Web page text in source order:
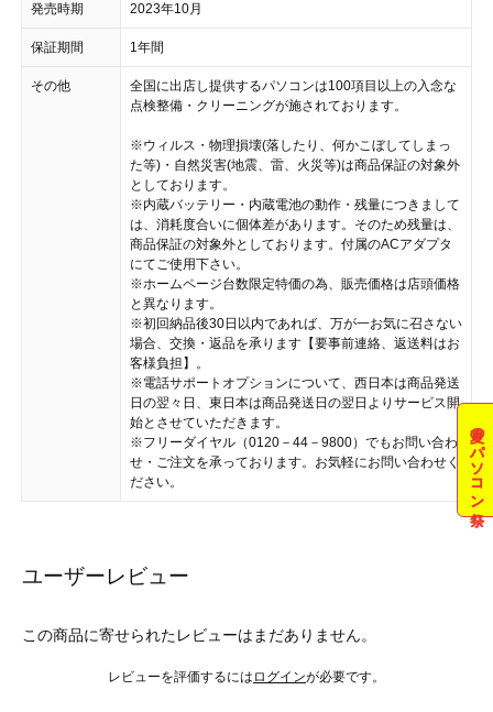
発売時期 2023年10月
保証期間 1年間
その他
全国に出店し提供するパソコンは100項目以上の入念な
点検整備・クリーニングが施されております。
※ウィルス・物理損壊(落したり、何かこぼしてしまっ
た等)・自然災害(地震、雷、火災等)は商品保証の対象外
としております。
※内蔵バッテリー・内蔵電池の動作・残量につきまして
は、消耗度合いに個体差があります。そのため残量は、
商品保証の対象外としております。付属のACアダプタ
にてご使用下さい。
※ホームページ台数限定特価の為、販売価格は店頭価格
と異なります。
※初回納品後30日以内であれば、万が一お気に召さない
場合、交換・返品を承ります【要事前連絡、返送料はお
客様負担】。
※電話サポートオプションについて、西日本は商品発送
日の翌々日、東日本は商品発送日の翌日よりサービス開
始とさせていただきます。
※フリーダイヤル（0120－44－9800）でもお問い合わ
せ・ご注文を承っております。お気軽にお問い合わせく
ださい。
ユーザーレビュー
この商品に寄せられたレビューはまだありません。
レビューを評価するには ログインが必要です。
夏のパソコン祭